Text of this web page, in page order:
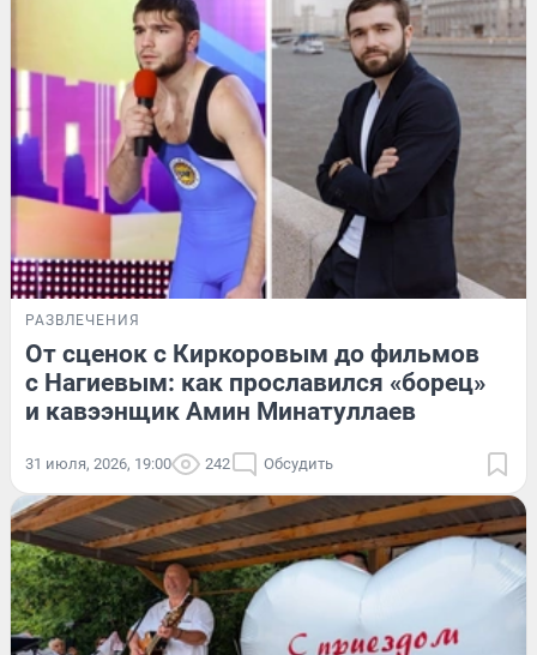
РАЗВЛЕЧЕНИЯ
От сценок с Киркоровым до фильмов
с Нагиевым: как прославился «борец»
и кавээнщик Амин Минатуллаев
31 июля, 2026, 19:00 242 Обсудить